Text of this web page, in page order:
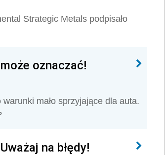
Strategic Metals podpisało
oznaczać!
mało sprzyjające dla auta.
na błędy!